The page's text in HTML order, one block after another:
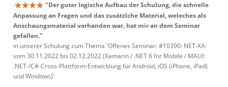
"Der guter logische Aufbau der Schulung, die schnelle
Anpassung an Fragen und das zusätzlche Material, weleches als
Anschaungsmaterial vorhanden war, hat mir an dem Seminar
gefallen."
in unserer Schulung zum Thema 'Offenes Seminar: #10390: NET-XA:
vom 30.11.2022 bis 02.12.2022 (Xamarin / .NET 6 for Mobile / MAUI:
.NET-/C#-Cross-Plattform-Entwicklung für Android, iOS (iPhone, iPad)
und Windows)'